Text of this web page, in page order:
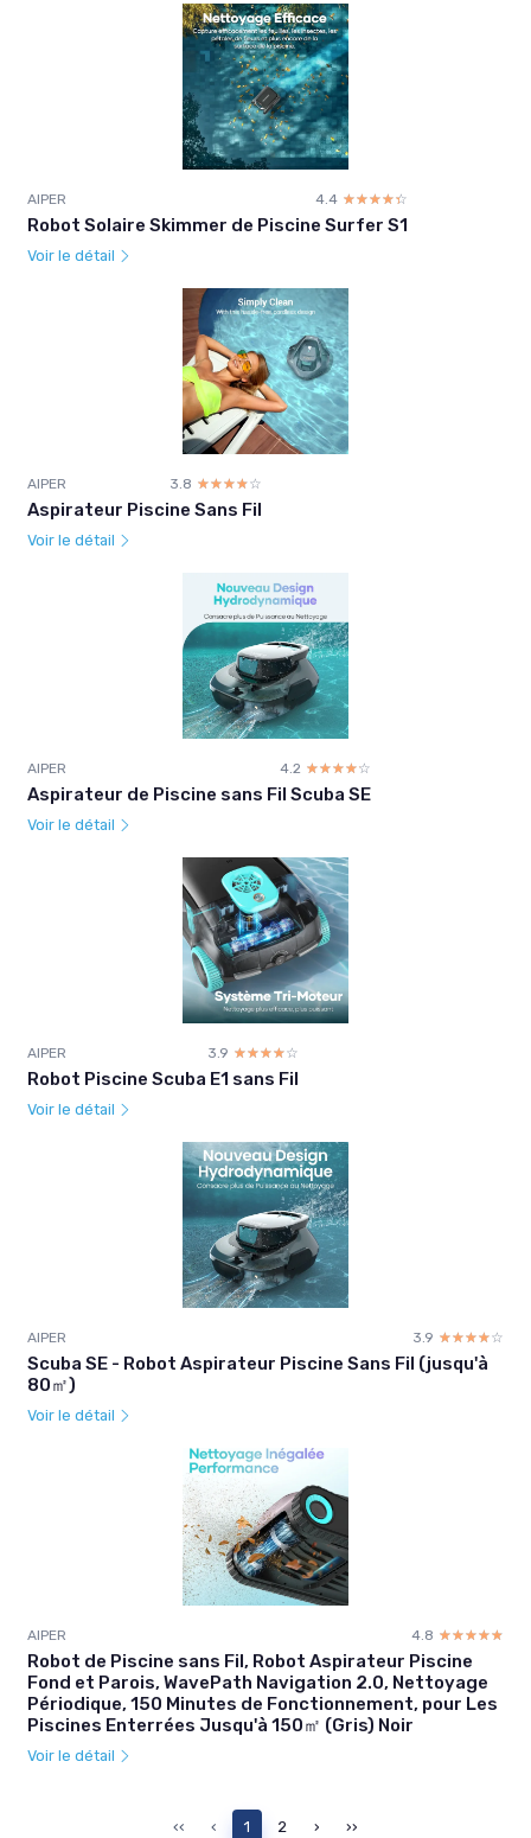
AIPER 4.4 ☆☆☆☆☆
★★★★★
Robot Solaire Skimmer de Piscine Surfer S1
Voir le détail
AIPER 3.8 ☆☆☆☆☆
★★★★★
Aspirateur Piscine Sans Fil
Voir le détail
AIPER 4.2 ☆☆☆☆☆
★★★★★
Aspirateur de Piscine sans Fil Scuba SE
Voir le détail
AIPER 3.9 ☆☆☆☆☆
★★★★★
Robot Piscine Scuba E1 sans Fil
Voir le détail
AIPER 3.9 ☆☆☆☆☆
★★★★★
Scuba SE - Robot Aspirateur Piscine Sans Fil (jusqu'à
80㎡)
Voir le détail
AIPER 4.8 ☆☆☆☆☆
★★★★★
Robot de Piscine sans Fil, Robot Aspirateur Piscine
Fond et Parois, WavePath Navigation 2.0, Nettoyage
Périodique, 150 Minutes de Fonctionnement, pour Les
Piscines Enterrées Jusqu'à 150㎡ (Gris) Noir
Voir le détail
‹‹ ‹ 1 2 › ››